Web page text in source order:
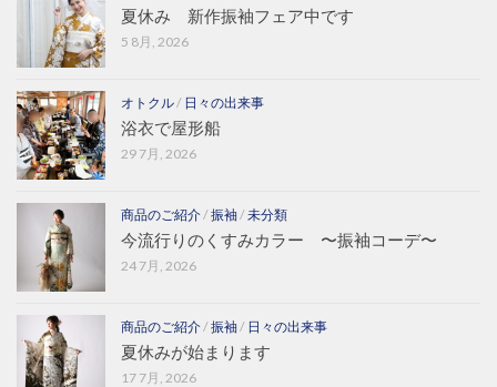
夏休み 新作振袖フェア中です
5 8月, 2026
オトクル/ 日々の出来事
浴衣で屋形船
29 7月, 2026
商品のご紹介/振袖 /未分類
今流行りのくすみカラー 〜振袖コーデ〜
24 7月, 2026
商品のご紹介/振袖 / 日々の出来事
夏休みが始まります
17 7月, 2026